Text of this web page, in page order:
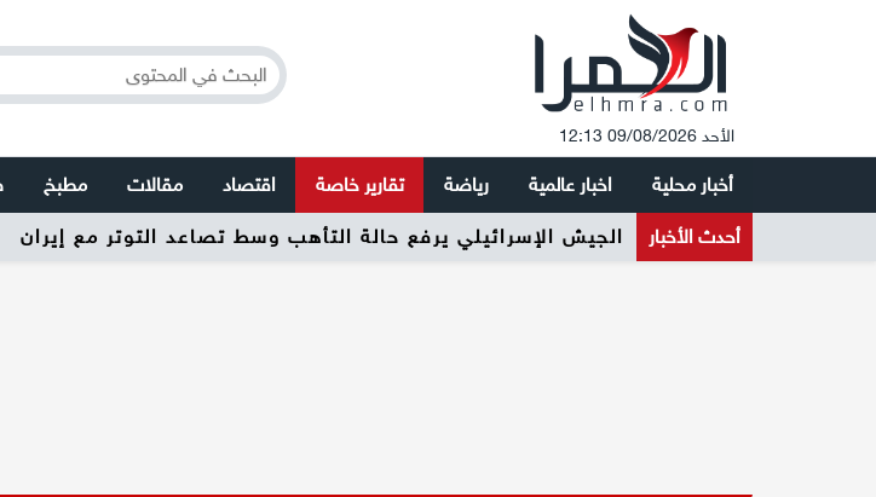
الأحد 09/08/2026 12:13
أخبار محلية اخبار عالمية رياضة تقارير خاصة اقتصاد مقالات مطبخ
أحدث الأخبار الجيش الإسرائيلي يرفع حالة التأهب وسط تصاعد التوتر مع إيران